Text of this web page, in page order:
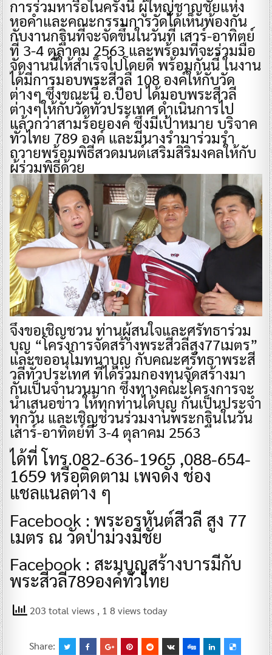
การร่วมหารือในครั้งนี้ ผู้ใหญ่ชาญชัยแห่ง
หอคำและคณะกรรมการวัดได้เห็นพ้องกัน
กับงานกฐินที่จะจัดขึ้นในวันที่ เสาร์-อาทิตย์
ที่ 3-4 ตุลาคม 2563 และพร้อมที่จะร่วมมือ
จัดงานนี้ให้สำเร็จไปโดยดี พร้อมกันนี้ ในงาน
ได้มีการมอบพระสีวลื 108 องค์ให้กับวัด
ต่างๆ ซึ่งขณะนี้ อ.ป๊อป ได้มอบพระสีวลี
ต่างๆให้กับวัดทั่วประเทศ ดำเนินการไป
แล้วกว่าสามร้อยองค์ ซึ่งมีเป้าหมาย บริจาค
ทั่วไทย 789 องค์ และมีนางรำมาร่วมรำ
ถวายพร้อมพิธีสวดมนต์เสริมสิริมงคลให้กับ
ผู้ร่วมพิธีด้วย
จึงขอเชิญชวน ท่านผู้สนใจและศรัทธาร่วม
บุญ “โครงการจัดสร้างพระสีวลีสุง77เมตร”
และขออนุโมทนาบุญ กับคณะศรัทธาพระสี
วลีทั่วประเทศ ที่ได้ร่วมกองทุนจัดสร้างมา
กันเป็นจำนวนมาก ซึ่งทางคณะโครงการจะ
นำเสนอข่าว ให้ทุกท่านได้บุญ กันเป็นประจำ
ทุกวัน และเชิญชวนร่วมงานพระกฐินในวัน
เสาร์-อาทิตย์ที่ 3-4 ตุลาคม 2563
ได้ที่ โทร.082-636-1965 ,088-654-
1659 หรือติดตาม เพจดัง ช่อง
แชลแนลต่าง ๆ
Facebook : พระอรหันต์สีวลี สูง 77
เมตร ณ วัดป่าม่วงมีชัย
Facebook : สะมบุญสร้างบารมีกับ
พระสีวลี789องค์ทั่วไทย
203 total views , 1 8 views today
Share: